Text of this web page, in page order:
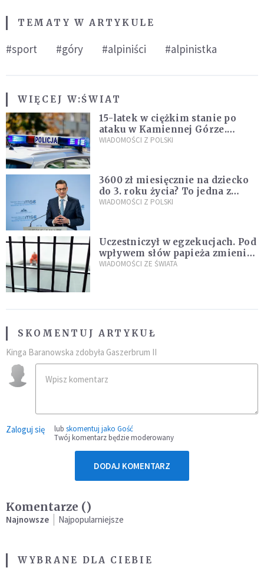
TEMATY W ARTYKULE
#sport #góry #alpiniści #alpinistka
WIĘCEJ W:ŚWIAT
15-latek w ciężkim stanie po
ataku w Kamiennej Górze.
Policja zatrzymała dwóch
WIADOMOŚCI Z POLSKI
3600 zł miesięcznie na dziecko
do 3. roku życia? To jedna z
propozycji programu "Rozwój
WIADOMOŚCI Z POLSKI
Uczestniczył w egzekucjach. Pod
wpływem słów papieża zmienił
zdanie
WIADOMOŚCI ZE ŚWIATA
SKOMENTUJ ARTYKUŁ
Kinga Baranowska zdobyła Gaszerbrum II
Zaloguj się lub skomentuj jako Gość
Twój komentarz będzie moderowany
DODAJ KOMENTARZ
Komentarze ()
Najnowsze Najpopularniejsze
WYBRANE DLA CIEBIE